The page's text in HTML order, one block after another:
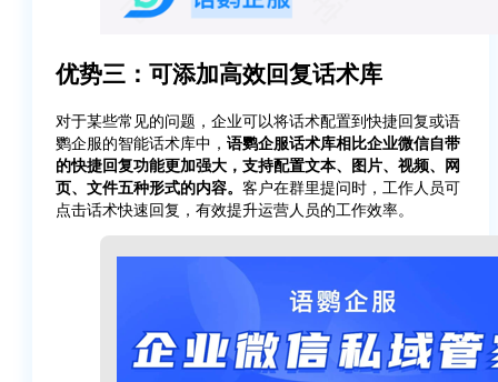
优势三：可添加高效回复话术库
对于某些常见的问题，企业可以将话术配置到快捷回复或语
鹦企服的智能话术库中， 语鹦企服话术库相比企业微信自带
的快捷回复功能更加强大，支持配置文本、图片、视频、网
页、文件五种形式的内容。 客户在群里提问时，工作人员可
点击话术快速回复，有效提升运营人员的工作效率。